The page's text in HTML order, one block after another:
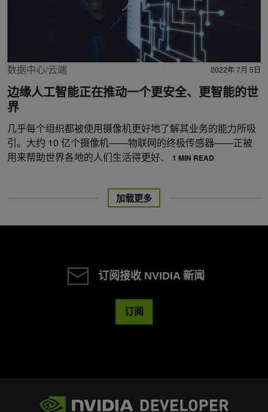
数据中心/云端 2022年 7月 5日
边缘人工智能正在推动一个更安全、更智能的世
界
几乎每个组织都被使用摄像机更好地了解其业务的能力所吸
引。大约 10 亿个摄像机——物联网的终极传感器——正被
用来帮助世界各地的人们生活得更好、
1 MIN READ
加载更多
订阅接收 NVIDIA 新闻
订阅